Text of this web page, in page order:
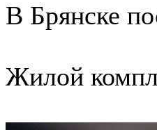
В Брянске
Жилой